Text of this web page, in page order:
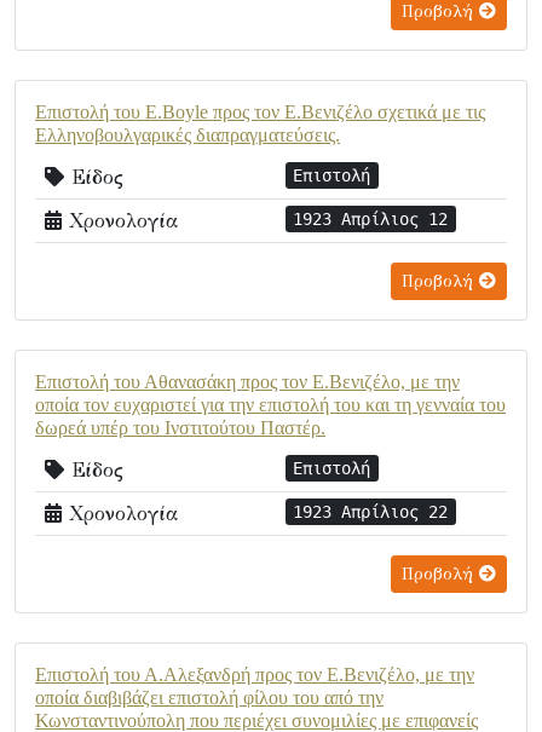
Προβολή
Επιστολή του E.Boyle προς τον Ε.Βενιζέλο σχετικά με τις
Ελληνοβουλγαρικές διαπραγματεύσεις.
Είδος Επιστολή
Χρονολογία 1923 Απρίλιος 12
Προβολή
Επιστολή του Αθανασάκη προς τον Ε.Βενιζέλο, με την
οποία τον ευχαριστεί για την επιστολή του και τη γενναία του
δωρεά υπέρ του Ινστιτούτου Παστέρ.
Είδος Επιστολή
Χρονολογία 1923 Απρίλιος 22
Προβολή
Επιστολή του Α.Αλεξανδρή προς τον Ε.Βενιζέλο, με την
οποία διαβιβάζει επιστολή φίλου του από την
Κωνσταντινούπολη που περιέχει συνομιλίες με επιφανείς